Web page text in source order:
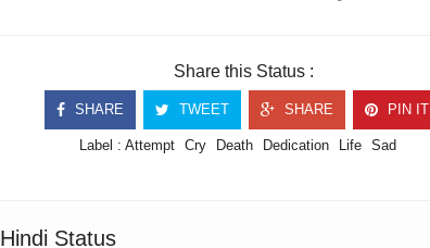
Share this Status :
SHARE TWEET SHARE PIN IT
Label :Attempt Cry Death Dedication Life Sad
Hindi Status